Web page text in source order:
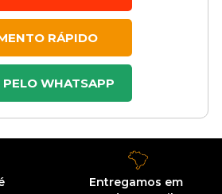
RÁPIDO
PELO WHATSAPP
Entregamos em